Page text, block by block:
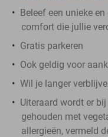
Beleef een unieke
comfort die jullie
Gratis parkeren
Ook geldig voor
Wil je langer
Uiteraard wordt er
gehouden met
allergieën, vermeld